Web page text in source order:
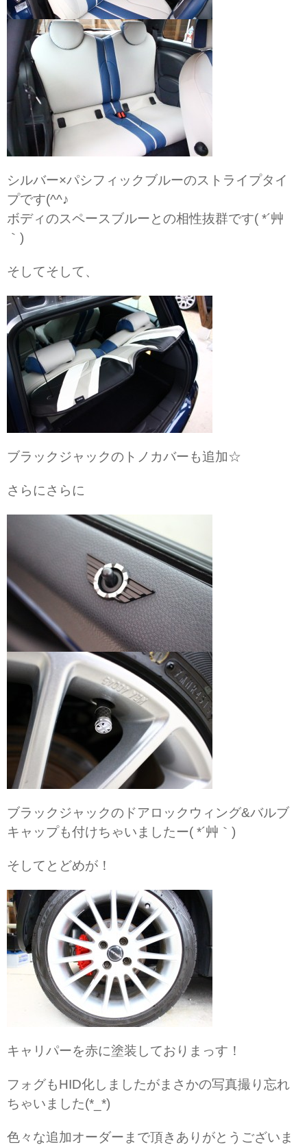
シルバー×パシフィックブルーのストライプタイ
プです(^^♪
ボディのスペースブルーとの相性抜群です( *´艸
｀)
そしてそして、
ブラックジャックのトノカバーも追加☆
さらにさらに
ブラックジャックのドアロックウィング&バルブ
キャップも付けちゃいましたー( *´艸｀)
そしてとどめが！
キャリパーを赤に塗装しておりまっす！
フォグもHID化しましたがまさかの写真撮り忘れ
ちゃいました(*_*)
色々な追加オーダーまで頂きありがとうございま